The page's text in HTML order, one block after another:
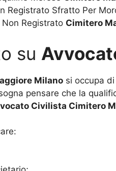
Registrato Sfratto Per
Registrato Cimitero
su
Milano si occupa
pensare che la
Civilista Cimitero